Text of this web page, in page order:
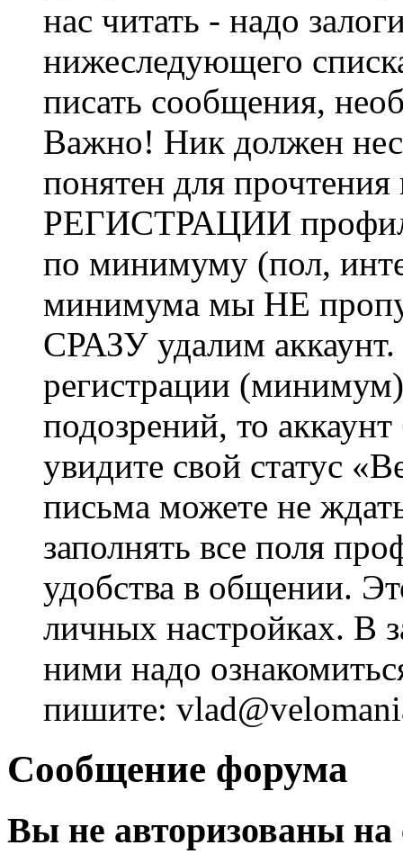
нас читать - надо
нижеследующего
писать сообщения,
Важно! Ник должен
понятен для
РЕГИСТРАЦИИ профиль
по минимуму (пол,
минимума мы НЕ
СРАЗУ удалим
регистрации
подозрений, то
увидите свой статус
письма можете не
заполнять все поля
удобства в общении.
личных настройках. В
ними надо
пишите:
Сообщение форума
Вы не авторизованы на